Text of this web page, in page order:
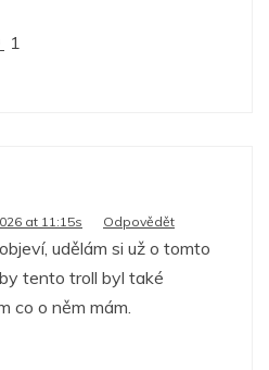
1
at 11:15s Odpovědět
udělám si už o tomto
tento troll byl také
co o něm mám.